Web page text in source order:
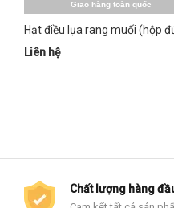
Giao hàng toàn quốc
Hạt điều lụa rang muối (hộp
Liên hệ
Chất lượng hàng